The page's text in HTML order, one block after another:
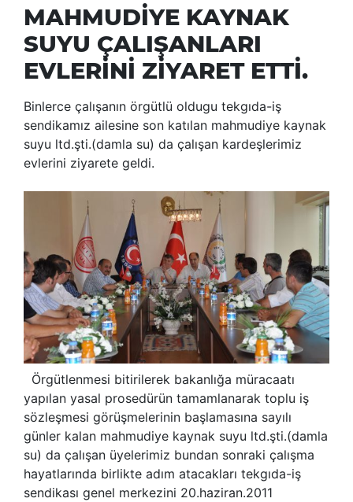
MAHMUDİYE KAYNAK
SUYU ÇALIŞANLARI
EVLERİNİ ZİYARET ETTİ.
Binlerce çalışanın örgütlü oldugu tekgıda-iş
sendikamız ailesine son katılan mahmudiye kaynak
suyu ltd.şti.(damla su) da çalışan kardeşlerimiz
evlerini ziyarete geldi.
Örgütlenmesi bitirilerek bakanlığa müracaatı
yapılan yasal prosedürün tamamlanarak toplu iş
sözleşmesi görüşmelerinin başlamasına sayılı
günler kalan mahmudiye kaynak suyu ltd.şti.(damla
su) da çalışan üyelerimiz bundan sonraki çalışma
hayatlarında birlikte adım atacakları tekgıda-iş
sendikası genel merkezini 20.haziran.2011